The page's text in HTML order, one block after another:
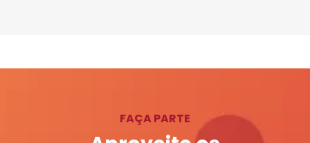
FAÇA PARTE